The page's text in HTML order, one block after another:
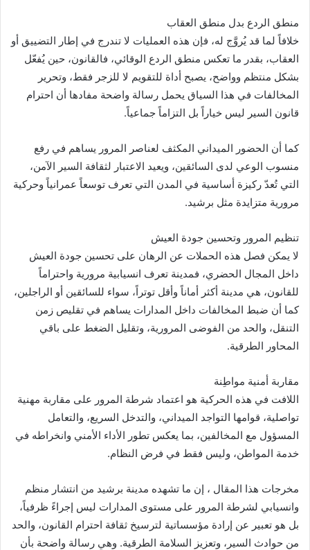
منطق الردع بدل منطق العقاب
خلافاً لما قد يُروَّج له، فإن هذه العمليات لا تندرج في إطار التضييق أو
العقاب، بقدر ما تعكس منطق الردع الوقائي، فالقانون، حين يُفعّل
بشكل منتظم وواضح، يصبح أداة للتقويم لا للزجر فقط، وتحرير
المخالفات في هذا السياق يحمل رسالة واضحة مفادها أن احترام
قانون السير ليس خياراً بل التزاماً جماعياً.
كما أن الحضور الميداني المكثف لعناصر المرور يساهم في رفع
منسوب الوعي لدى السائقين، ويعيد الاعتبار لثقافة السير الآمن،
التي تُعدّ ركيزة أساسية في المدن التي تعرف توسعاً عمرانياً وحركية
مرورية متزايدة مثل برشيد.
تنظيم المرور وتحسين جودة العيش
لا يمكن فصل هذه الحملات عن الرهان على تحسين جودة العيش
داخل المجال الحضري، فمدينة تعرف انسيابية مرورية واحتراماً
للقانون، هي مدينة أكثر أماناً وأقل توتراً، سواء للسائقين أو الراجلين،
كما أن ضبط المخالفات داخل المدارات يساهم في تقليص زمن
التنقل، والحد من الفوضى المرورية، وتقليل الضغط على باقي
المحاور الطرقية.
مقاربة أمنية مواطِنة
اللافت في هذه الحركية هو اعتماد شرطة المرور على مقاربة مهنية
تواصلية، قوامها التواجد الميداني، والتدخل السريع، والتعامل
المسؤول مع المخالفين، بما يعكس تطور الأداء الأمني وانخراطه في
خدمة المواطن، وليس فقط في فرض النظام.
مخرجات هذا المقال ، إن ما تشهده مدينة برشيد من انتشار منظم
وانسيابي لشرطة المرور على مستوى المدارات ليس إجراءً ظرفياً،
بل هو تعبير عن إرادة مؤسساتية لترسيخ ثقافة احترام القانون، والحد
من حوادث السير، وتعزيز السلامة الطرقية. وهي رسالة واضحة بأن